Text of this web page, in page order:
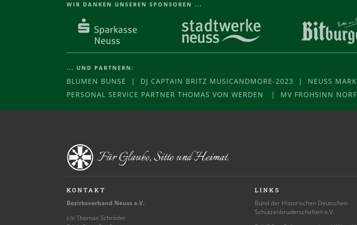
WIR DANKEN UNSEREN SPONSOREN ...
... UND PARTNERN:
BLUMEN BUNSE | DJ CAPTAIN BRITZ MUSICANDMORE-2023 | NEUSS
PERSONAL SERVICE PARTNER THOMAS VON WERDEN | MV FROHSINN
KONTAKT
Bezirksverband Neuss e.V.
c/o Thomas Schröder
LINKS
Bund der Historischen Deutschen
Schützenbruderschaften e.V.